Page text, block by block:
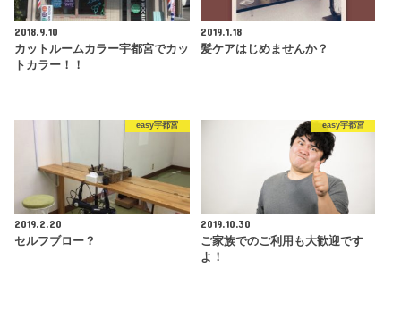
2018.9.10
カットルームカラー宇都宮でカッ
トカラー！！
2019.1.18
髪ケアはじめませんか？
easy宇都宮
2019.2.20
セルフブロー？
easy宇都宮
2019.10.30
ご家族でのご利用も大歓迎です
よ！